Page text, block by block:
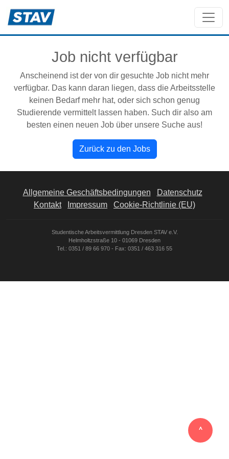
‸
Job nicht verfügbar
Anscheinend ist der von dir gesuchte Job nicht mehr
verfügbar. Das kann daran liegen, dass die Arbeitsstelle
keinen Bedarf mehr hat, oder sich schon genug
Studierende vermittelt lassen haben. Such dir also am
besten einen neuen Job über unsere Suche aus!
Zurück zu den Jobs
Allgemeine Geschäftsbedingungen
Datenschutz
Kontakt
Impressum Cookie-Richtlinie (EU)
Studentische Arbeitsvermittlung Dresden STAV e.V.
Helmholtzstraße 10 - 01069 Dresden
Tel.: 0351 / 89 66 970 - Fax: 0351 / 463 316 55